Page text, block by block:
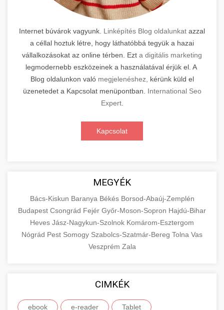
Internet búvárok vagyunk. Linképítés Blog oldalunkat azzal
a céllal hoztuk létre, hogy láthatóbbá tegyük a hazai
vállalkozásokat az online térben. Ezt a digitális marketing
legmodernebb eszközeinek a használatával érjük el. A
Blog oldalunkon való megjelenéshez,
kérünk küld el
üzenetedet a Kapcsolat menüpontban. International Seo
Expert.
Kapcsolat
MEGYÉK
Bács-Kiskun Baranya Békés Borsod-Abaúj-Zemplén
Budapest Csongrád Fejér Győr-Moson-Sopron Hajdú-Bihar
Heves Jász-Nagykun-Szolnok Komárom-Esztergom
Nógrád Pest Somogy Szabolcs-Szatmár-Bereg Tolna Vas
Veszprém Zala
CIMKÉK
ebook e-reader Tablet